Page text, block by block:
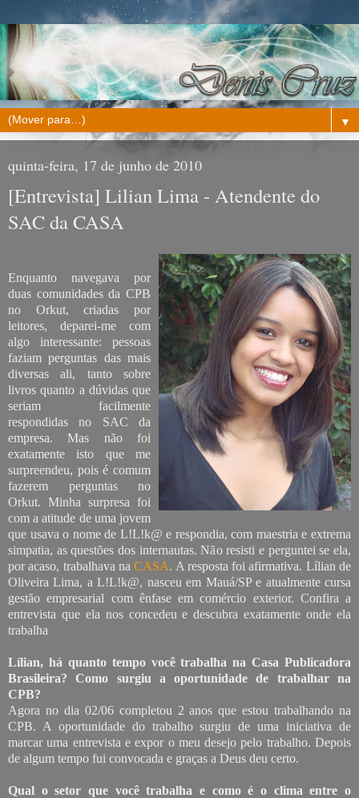
▼
quinta-feira, 17 de junho de 2010
[Entrevista] Lilian Lima - Atendente do
SAC da CASA
Enquanto navegava por
duas comunidades da CPB
no Orkut, criadas por
leitores, deparei-me com
algo interessante: pessoas
faziam perguntas das mais
diversas ali, tanto sobre
livros quanto a dúvidas que
seriam facilmente
respondidas no SAC da
empresa. Mas não foi
exatamente isto que me
surpreendeu, pois é comum
fazerem perguntas no
Orkut. Minha surpresa foi
com a atitude de uma jovem
que usava o nome de L!L!k@ e respondia, com maestria e extrema
simpatia, as questões dos internautas. Não resisti e perguntei se ela,
por acaso, trabalhava naCASA. A resposta foi afirmativa. Lílian de
Oliveira Lima, a L!L!k@, nasceu em Mauá/SP e atualmente cursa
gestão empresarial com ênfase em comércio exterior. Confira a
entrevista que ela nos concedeu e descubra exatamente onde ela
trabalha
Lílian, há quanto tempo você trabalha na Casa Publicadora
Brasileira? Como surgiu a oportunidade de trabalhar na
CPB?
Agora no dia 02/06 completou 2 anos que estou trabalhando na
CPB. A oportunidade do trabalho surgiu de uma iniciativa de
marcar uma entrevista e expor o meu desejo pelo trabalho. Depois
de algum tempo fui convocada e graças a Deus deu certo.
Qual o setor que você trabalha e como é o clima entre o